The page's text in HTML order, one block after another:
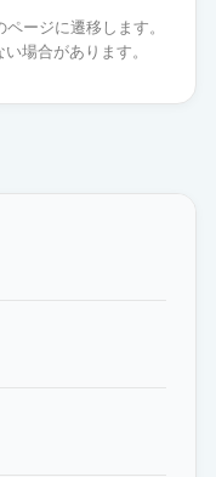
通常出荷
ージに遷移します。
場合があります。